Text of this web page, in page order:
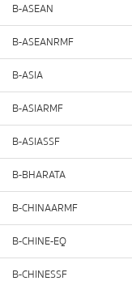
B-ASEAN
B-ASEANRMF
B-ASIA
B-ASIARMF
B-ASIASSF
B-BHARATA
B-CHINAARMF
B-CHINE-EQ
B-CHINESSF